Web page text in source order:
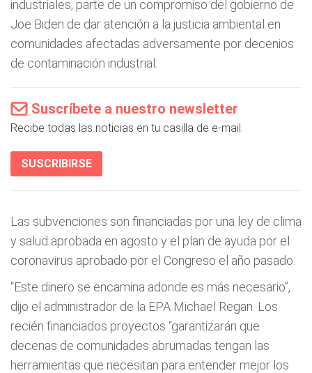
industriales, parte de un compromiso del gobierno de
Joe Biden de dar atención a la justicia ambiental en
comunidades afectadas adversamente por decenios
de contaminación industrial.
Suscríbete a nuestro newsletter
Recibe todas las noticias en tu casilla de e-mail.
SUSCRIBIRSE
Las subvenciones son financiadas por una ley de clima
y salud aprobada en agosto y el plan de ayuda por el
coronavirus aprobado por el Congreso el año pasado.
“Este dinero se encamina adonde es más necesario”,
dijo el administrador de la EPA Michael Regan. Los
recién financiados proyectos “garantizarán que
decenas de comunidades abrumadas tengan las
herramientas que necesitan para entender mejor los